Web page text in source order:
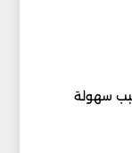
سهولة